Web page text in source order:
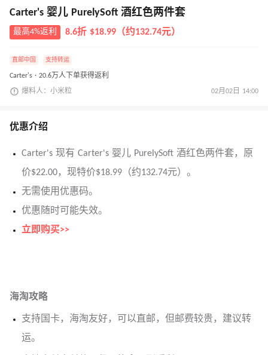
Carter's 婴儿 PurelySoft 酒红色两件套
最高4%返利 8.6折 $18.99（约132.74元）
直邮中国 支持转运
Carter's · 20.6万人下单获得返利
爆料人：小米粒 02月02日 14:00
优惠介绍
Carter's 现有 Carter's 婴儿 PurelySoft 酒红色两件套，原
价$22.00，现特价$18.99（约132.74元）。
无需使用优惠码。
优惠随时可能失效。
立即购买>>
海淘攻略
支持国卡，海淘友好，可以直邮，但邮费较贵，建议转
运。